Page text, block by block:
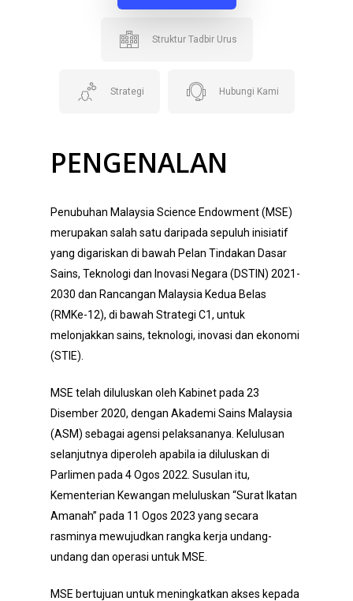
Struktur Tadbir Urus
Strategi Hubungi Kami
PENGENALAN
PenubuhanMalaysia Science Endowment(MSE)
merupakan salah satu daripada sepuluh inisiatif
yang digariskan di bawah Pelan Tindakan Dasar
Sains, Teknologi dan Inovasi Negara (DSTIN) 2021-
2030 dan Rancangan Malaysia Kedua Belas
(RMKe-12), di bawah Strategi C1, untuk
melonjakkan sains, teknologi, inovasi dan ekonomi
(STIE).
MSE telah diluluskan oleh Kabinet pada 23
Disember 2020, dengan Akademi Sains Malaysia
(ASM) sebagai agensi pelaksananya. Kelulusan
selanjutnya diperoleh apabila ia diluluskan di
Parlimen pada 4 Ogos 2022. Susulan itu,
Kementerian Kewangan meluluskan “Surat Ikatan
Amanah” pada 11 Ogos 2023 yang secara
rasminya mewujudkan rangka kerja undang-
undang dan operasi untuk MSE.
MSE bertujuan untuk meningkatkan akses kepada